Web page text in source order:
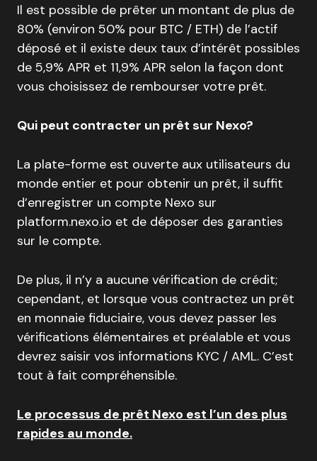
Il est possible de prêter un montant de plus de
80% (environ 50% pour BTC / ETH) de l’actif
déposé et il existe deux taux d’intérêt possibles
de 5,9% APR et 11,9% APR selon la façon dont
vous choisissez de rembourser votre prêt.
Qui peut contracter un prêt sur Nexo?
La plate-forme est ouverte aux utilisateurs du
monde entier et pour obtenir un prêt, il suffit
d’enregistrer un compte Nexo sur
platform.nexo.io et de déposer des garanties
sur le compte.
De plus, il n’y a aucune vérification de crédit;
cependant, et lorsque vous contractez un prêt
en monnaie fiduciaire, vous devez passer les
vérifications élémentaires et préalable et vous
devrez saisir vos informations KYC / AML. C’est
tout à fait compréhensible.
Le processus de prêt Nexo est l’un des plus
rapides au monde.